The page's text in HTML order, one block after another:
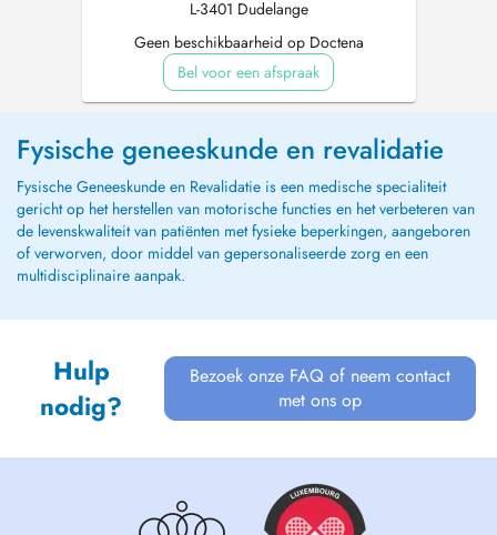
L-3401 Dudelange
Geen beschikbaarheid op Doctena
Bel voor een afspraak
Fysische geneeskunde en revalidatie
Fysische Geneeskunde en Revalidatie is een medische specialiteit
gericht op het herstellen van motorische functies en het verbeteren van
de levenskwaliteit van patiënten met fysieke beperkingen, aangeboren
of verworven, door middel van gepersonaliseerde zorg en een
multidisciplinaire aanpak.
Hulp
nodig?
Bezoek onze FAQ of neem contact
met ons op